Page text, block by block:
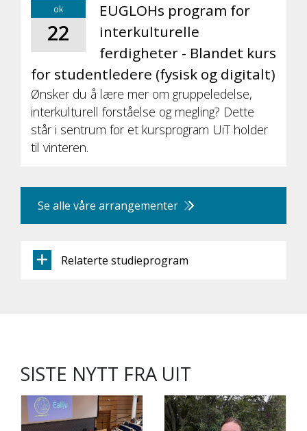
ok
22
EUGLOHs program for
interkulturelle
ferdigheter - Blandet kurs
for studentledere (fysisk og digitalt)
Ønsker du å lære mer om gruppeledelse,
interkulturell forståelse og megling? Dette
står i sentrum for et kursprogram UiT holder
til vinteren.
Se alle våre arrangementer
Relaterte studieprogram
SISTE NYTT FRA UIT